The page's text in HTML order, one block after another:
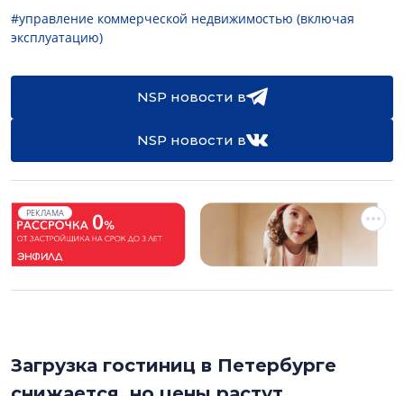
#управление коммерческой недвижимостью (включая
эксплуатацию)
NSP новости в
NSP новости в
РЕКЛАМА
Загрузка гостиниц в Петербурге